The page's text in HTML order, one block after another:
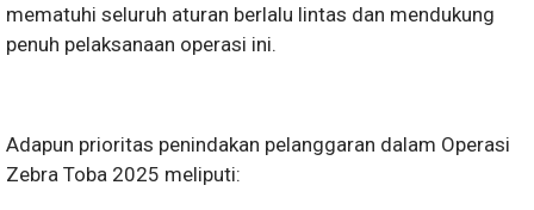
mematuhi seluruh aturan berlalu lintas dan mendukung
penuh pelaksanaan operasi ini.
Adapun prioritas penindakan pelanggaran dalam Operasi
Zebra Toba 2025 meliputi: